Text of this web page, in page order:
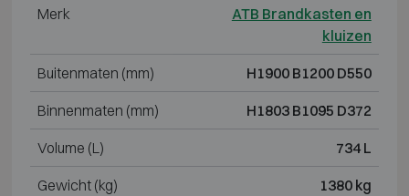
Merk
ATB Brandkasten en
kluizen
Buitenmaten (mm) H1900 B1200 D550
Binnenmaten (mm) H1803 B1095 D372
Volume (L) 734 L
Gewicht (kg) 1380 kg